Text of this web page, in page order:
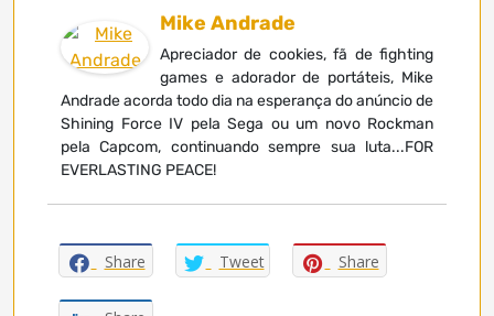
Mike Andrade
Apreciador de cookies, fã de fighting
games e adorador de portáteis, Mike
Andrade acorda todo dia na esperança do anúncio de
Shining Force IV pela Sega ou um novo Rockman
pela Capcom, continuando sempre sua luta...FOR
EVERLASTING PEACE!
Share Tweet Share